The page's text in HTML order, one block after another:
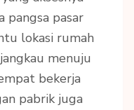
pangsa pasar
lokasi rumah
menuju
bekerja
pabrik juga